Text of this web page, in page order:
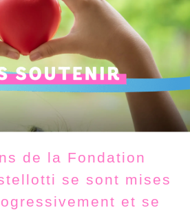
de la Fondation
se sont mises
et se